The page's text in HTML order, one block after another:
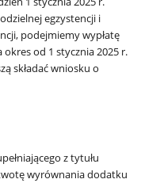
egzystencji i
podejmiemy wypłatę
od 1 stycznia 2025 r.
składać wniosku o
z tytułu
wyrównania dodatku